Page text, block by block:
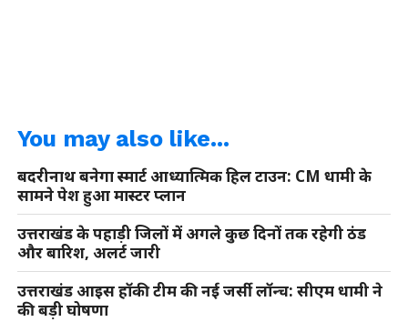
You may also like...
बदरीनाथ बनेगा स्मार्ट आध्यात्मिक हिल टाउन: CM धामी के
सामने पेश हुआ मास्टर प्लान
उत्तराखंड के पहाड़ी जिलों में अगले कुछ दिनों तक रहेगी ठंड
और बारिश, अलर्ट जारी
उत्तराखंड आइस हॉकी टीम की नई जर्सी लॉन्च: सीएम धामी ने
की बड़ी घोषणा